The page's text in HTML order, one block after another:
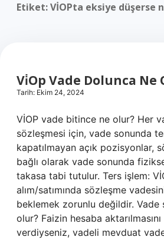
Etiket:VİOPta eksiye düşerse
Vi̇Op Vade Dolunca Ne
Tarih: Ekim 24, 2024
VİOP vade bitince ne olur? Her
sözleşmesi için, vade sonunda
kapatılmayan açık pozisyonlar,
bağlı olarak vade sonunda
takasa tabi tutulur. Ters işlem:
alım/satımında sözleşme
beklemek zorunlu değildir. Vade
olur? Faizin hesaba
verdiyseniz, vadeli mevduat